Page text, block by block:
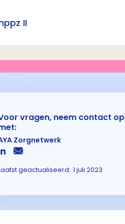
II
vragen, neem contact op
Zorgnetwerk
geactualiseerd: 1 juli 2023